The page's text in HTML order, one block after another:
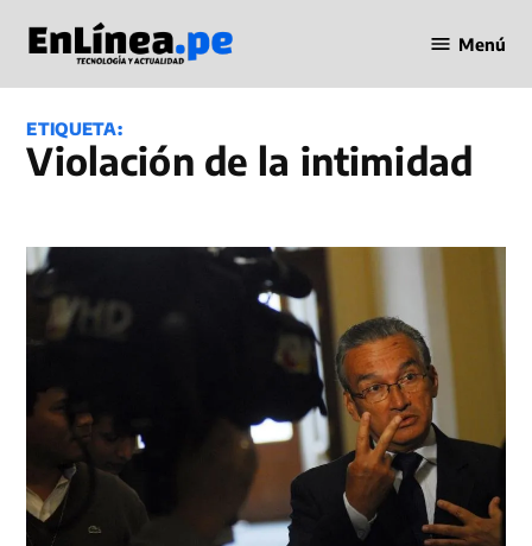
contenido
en Línea
Menú
ETIQUETA:
Violación de la intimidad